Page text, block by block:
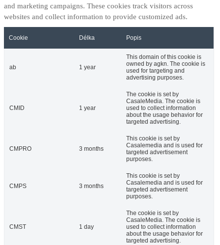
and marketing campaigns. These cookies track visitors across
websites and collect information to provide customized ads.
Cookie Délka Popis
ab 1 year
This domain of this cookie is
owned by agkn. The cookie is
used for targeting and
advertising purposes.
CMID 1 year
The cookie is set by
CasaleMedia. The cookie is
used to collect information
about the usage behavior for
targeted advertising.
CMPRO 3 months
This cookie is set by
Casalemedia and is used for
targeted advertisement
purposes.
CMPS 3 months
This cookie is set by
Casalemedia and is used for
targeted advertisement
purposes.
CMST 1 day
The cookie is set by
CasaleMedia. The cookie is
used to collect information
about the usage behavior for
targeted advertising.